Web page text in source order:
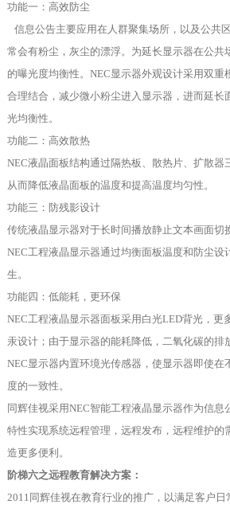
功能一：高效防尘
信息公告主要应用在人群聚集场所，以及公共
常会有粉尘，灰尘的漂浮。为延长显示器在公共
的曝光度均衡性。NEC显示器外观设计采用双重
合理结合，减少微小粉尘进入显示器，进而延长
光均衡性。
功能二：高效散热
NEC液晶面板结构通过隔热板、散热片、扩散器
从而降低液晶面板的温度和提高温度均匀性。
功能三：防残影设计
传统液晶显示器对于长时间播放静止文本画面切
NEC工程液晶显示器通过均衡面板温度和防尘设
生。
功能四：低能耗，更环保
NEC工程液晶显示器面板采用白光LED背光，更
汞设计；由于显示器的能耗降低，二氧化碳的排
NEC显示器内置环境光传感器，使显示器即使在
度的一致性。
同辉佳视采用NEC智能工程液晶显示器作为信息
特性实现系统远程管理，远程发布，远程维护的
造更多便利。
阶梯六之远程教育解决方案：
2011同辉佳视在教育行业的推广，以满足客户